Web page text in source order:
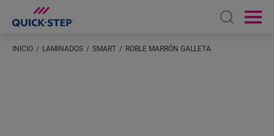
Open
INICIO LAMINADOS SMART ROBLE MARRÓN GALLETA